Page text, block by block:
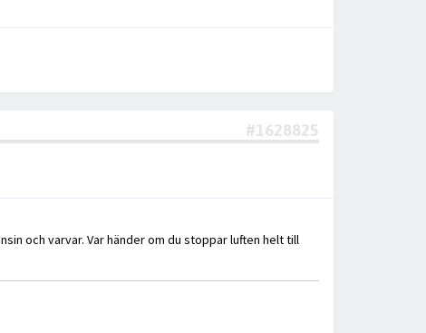
#1628825
och varvar. Var händer om du stoppar luften helt till